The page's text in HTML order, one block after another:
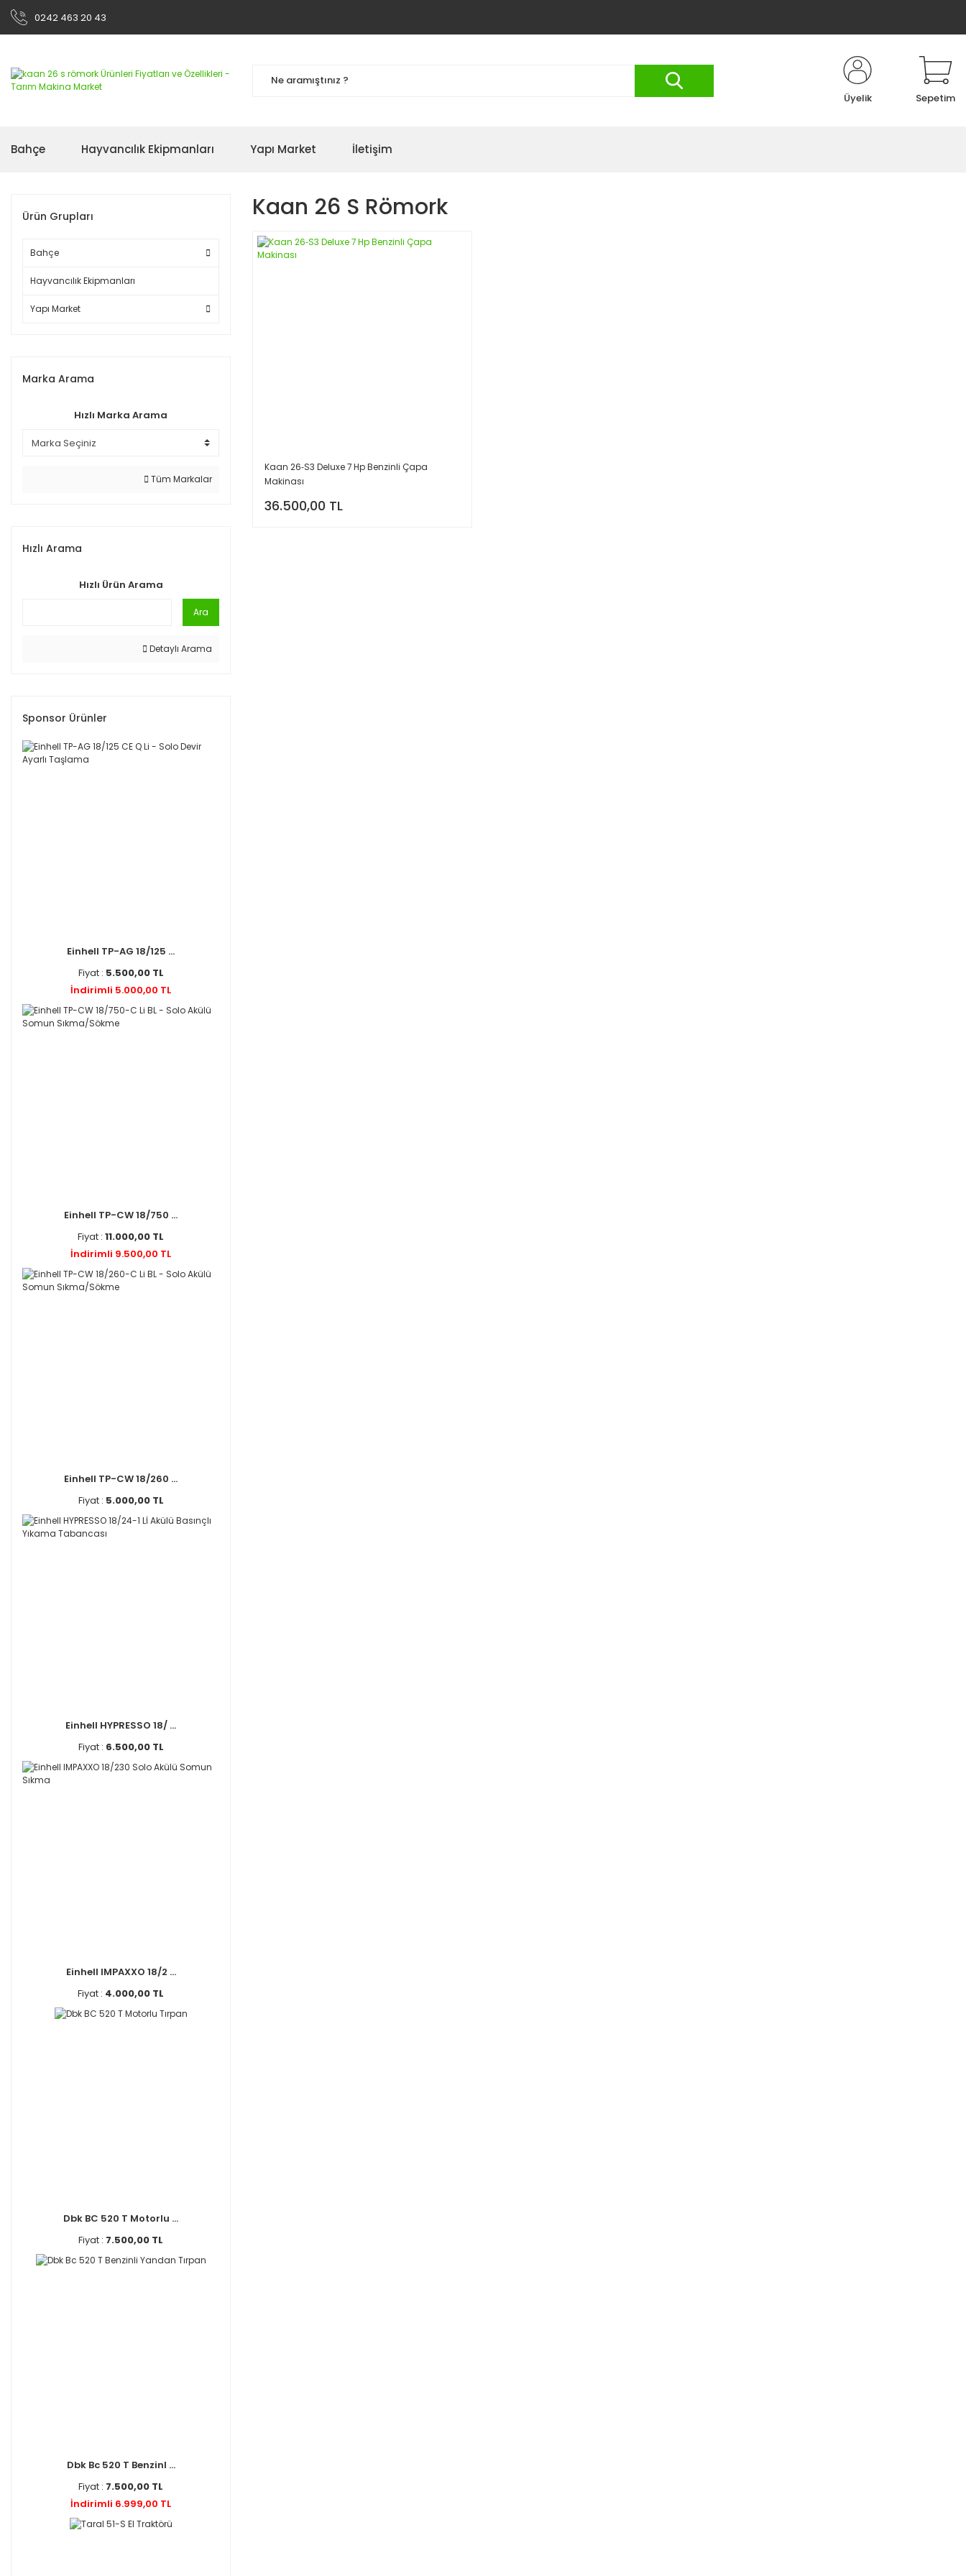
0242 463 20 43
Üyelik Sepetim
Bahçe Hayvancılık Ekipmanları Yapı Market İletişim
Ürün Grupları
Bahçe
Hayvancılık Ekipmanları
Yapı Market
Marka Arama
Hızlı Marka Arama
Tüm Markalar
Hızlı Arama
Hızlı Ürün Arama
Ara
Detaylı Arama
Sponsor Ürünler
Einhell TP-AG 18/125 ...
Fiyat : 5.500,00 TL
İndirimli 5.000,00 TL
Einhell TP-CW 18/750 ...
Fiyat : 11.000,00 TL
İndirimli 9.500,00 TL
Einhell TP-CW 18/260 ...
Fiyat : 5.000,00 TL
Einhell HYPRESSO 18/ ...
Fiyat : 6.500,00 TL
Einhell IMPAXXO 18/2 ...
Fiyat : 4.000,00 TL
Dbk BC 520 T Motorlu ...
Fiyat : 7.500,00 TL
Dbk Bc 520 T Benzinl ...
Fiyat : 7.500,00 TL
İndirimli 6.999,00 TL
Kaan 26 S Römork
Kaan 26‑S3 Deluxe 7 Hp Benzinli Çapa
Makinası
36.500,00 TL